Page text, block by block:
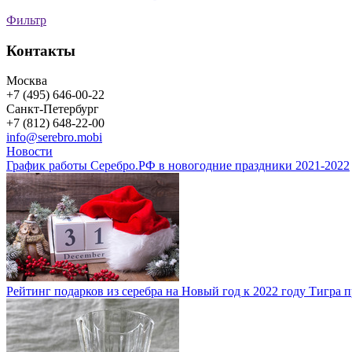
Фильтр
Контакты
Москва
+7 (495) 646-00-22
Санкт-Петербург
+7 (812) 648-22-00
info@serebro.mobi
Новости
График работы Серебро.РФ в новогодние праздники 2021-2022
Рейтинг подарков из серебра на Новый год к 2022 году Тигра